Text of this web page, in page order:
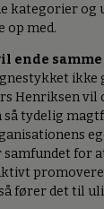
kategorier og
op med.
ende
ikke
Henriksen vil
så tydelig
samfundet for
fører det til